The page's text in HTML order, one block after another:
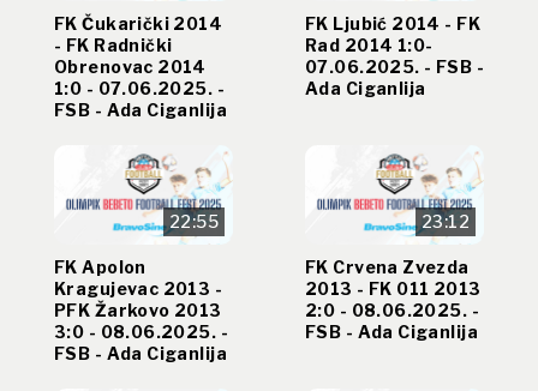
FK Čukarički 2014
- FK Radnički
Obrenovac 2014
1:0 - 07.06.2025. -
FSB - Ada Ciganlija
FK Ljubić 2014 - FK
Rad 2014 1:0-
07.06.2025. - FSB -
Ada Ciganlija
22:55
FK Apolon
Kragujevac 2013 -
PFK Žarkovo 2013
3:0 - 08.06.2025. -
FSB - Ada Ciganlija
23:12
FK Crvena Zvezda
2013 - FK 011 2013
2:0 - 08.06.2025. -
FSB - Ada Ciganlija